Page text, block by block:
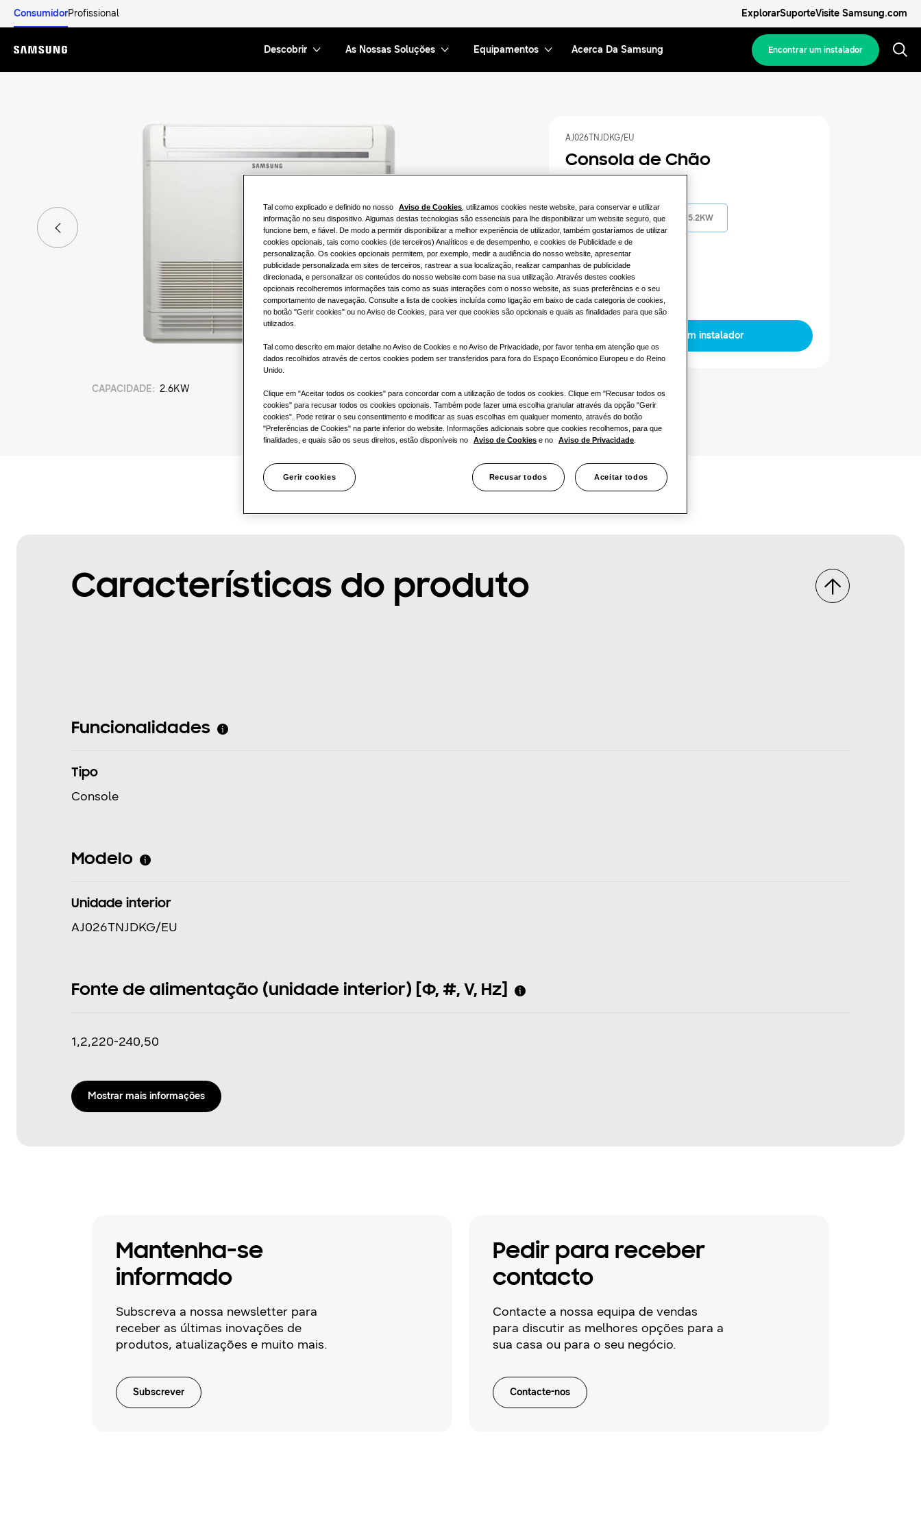
ConsumidorProfissional ExplorarSuporteVisite Samsung.com
Menu
Descobrir As Nossas Soluções Equipamentos Acerca Da Samsung Encontrar um instalador
CAPACIDADE: 2.6KW
Consola de Chão
AJ026TNJDKG/EU
2.6KW 3.5KW 5.2KW
Potência Disponível
monofásica
Encontrar um instalador
Características do produto
Funcionalidades
Tipo
Console
Modelo
Unidade interior
AJ026TNJDKG/EU
Fonte de alimentação (unidade interior) [Φ, #, V, Hz]
1,2,220-240,50
Mostrar mais informações
Mantenha-se
informado
Subscreva a nossa newsletter para
receber as últimas inovações de
produtos, atualizações e muito mais.
Subscrever
Pedir para receber
contacto
Contacte a nossa equipa de vendas
para discutir as melhores opções para a
sua casa ou para o seu negócio.
Contacte-nos
Tal como explicado e definido no nosso Aviso de Cookies , utilizamos cookies neste website, para conservar e utilizar
informação no seu dispositivo. Algumas destas tecnologias são essenciais para lhe disponibilizar um website seguro, que
funcione bem, e fiável. De modo a permitir disponibilizar a melhor experiência de utilizador, também gostaríamos de utilizar
cookies opcionais, tais como cookies (de terceiros) Analíticos e de desempenho, e cookies de Publicidade e de
personalização. Os cookies opcionais permitem, por exemplo, medir a audiência do nosso website, apresentar
publicidade personalizada em sites de terceiros, rastrear a sua localização, realizar campanhas de publicidade
direcionada, e personalizar os conteúdos do nosso website com base na sua utilização. Através destes cookies
opcionais recolheremos informações tais como as suas interações com o nosso website, as suas preferências e o seu
comportamento de navegação. Consulte a lista de cookies incluída como ligação em baixo de cada categoria de cookies,
no botão "Gerir cookies" ou no Aviso de Cookies, para ver que cookies são opcionais e quais as finalidades para que são
utilizados.
Tal como descrito em maior detalhe no Aviso de Cookies e no Aviso de Privacidade, por favor tenha em atenção que os
dados recolhidos através de certos cookies podem ser transferidos para fora do Espaço Económico Europeu e do Reino
Unido.
Clique em "Aceitar todos os cookies" para concordar com a utilização de todos os cookies. Clique em "Recusar todos os
cookies" para recusar todos os cookies opcionais. Também pode fazer uma escolha granular através da opção "Gerir
cookies". Pode retirar o seu consentimento e modificar as suas escolhas em qualquer momento, através do botão
"Preferências de Cookies" na parte inferior do website. Informações adicionais sobre que cookies recolhemos, para que
finalidades, e quais são os seus direitos, estão disponíveis no
Aviso de Cookies e no Aviso de Privacidade
Gerir cookies Recusar todos Aceitar todos